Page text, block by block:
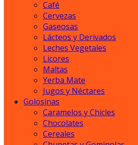
Café
Cervezas
Gaseosas
Lácteos y Derivados
Leches Vegetales
Licores
Maltas
Yerba Mate
Jugos y Néctares
Golosinas
Caramelos y Chicles
Chocolates
Cereales